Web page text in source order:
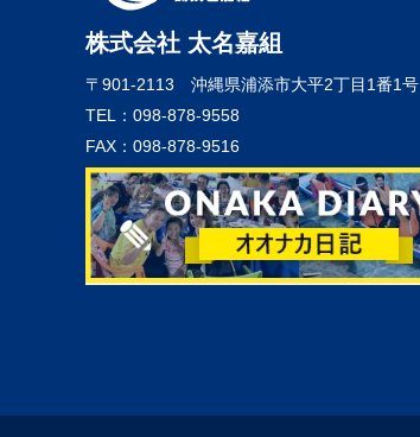
株式会社 太名嘉組
〒901-2113 沖縄県浦添市大平2丁目1番1号
TEL：098-878-9558
FAX：098-878-9516